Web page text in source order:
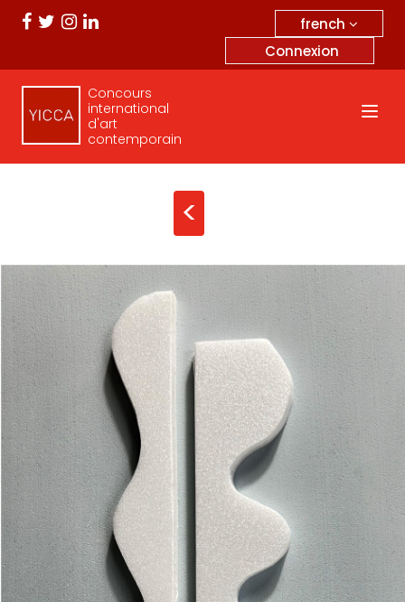
french
Connexion
Concours
international
d'art
contemporain
<